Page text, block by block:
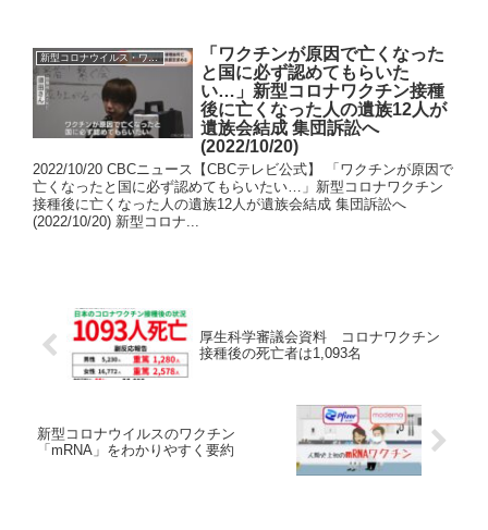
新型コロナウイルス・ワクチン
「ワクチンが原因で亡くなった
と国に必ず認めてもらいた
い…」新型コロナワクチン接種
後に亡くなった人の遺族12人が
遺族会結成 集団訴訟へ
(2022/10/20)
2022/10/20 CBCニュース【CBCテレビ公式】 「ワクチンが原因で
亡くなったと国に必ず認めてもらいたい…」新型コロナワクチン
接種後に亡くなった人の遺族12人が遺族会結成 集団訴訟へ
(2022/10/20) 新型コロナ...
厚生科学審議会資料 コロナワクチン
接種後の死亡者は1,093名
新型コロナウイルスのワクチン
「mRNA」をわかりやすく要約